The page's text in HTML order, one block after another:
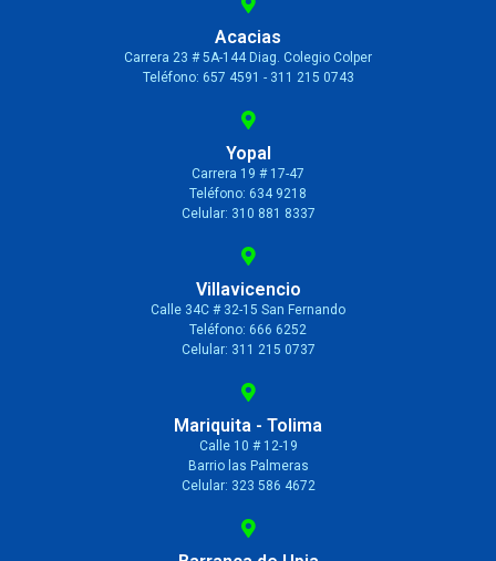
Acacias
Carrera 23 # 5A-144 Diag. Colegio Colper
Teléfono: 657 4591 - 311 215 0743
Yopal
Carrera 19 # 17-47
Teléfono: 634 9218
Celular: 310 881 8337
Villavicencio
Calle 34C # 32-15 San Fernando
Teléfono: 666 6252
Celular: 311 215 0737
Mariquita - Tolima
Calle 10 # 12-19
Barrio las Palmeras
Celular: 323 586 4672